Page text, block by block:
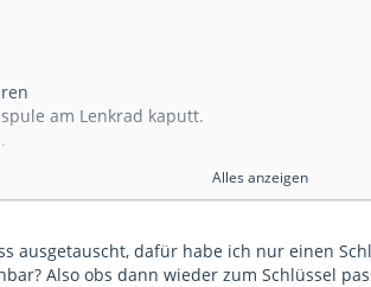
am Lenkrad kaputt.
Alles anzeigen
ausgetauscht, dafür habe ich nur einen
Also obs dann wieder zum Schlüssel